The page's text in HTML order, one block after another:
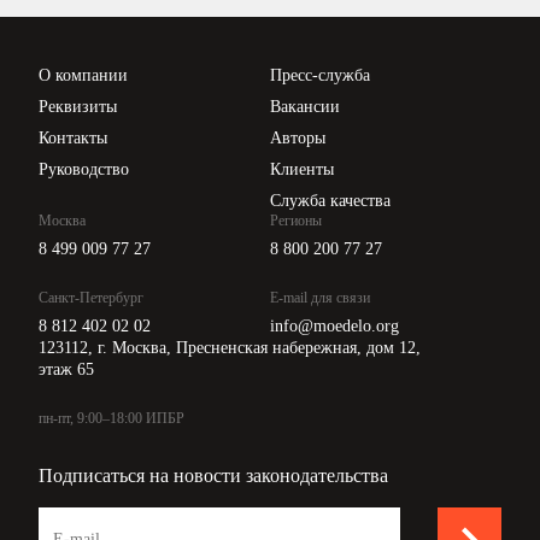
О компании
Реквизиты
Контакты
Руководство
Пресс-служба
Вакансии
Авторы
Клиенты
Служба качества
Москва
8 499 009 77 27
Санкт-Петербург
8 812 402 02 02
Регионы
8 800 200 77 27
E-mail для связи
info@moedelo.org
123112, г. Москва, Пресненская набережная, дом 12,
этаж 65
пн-пт, 9:00–18:00 ИПБР
Подписаться на новости законодательства